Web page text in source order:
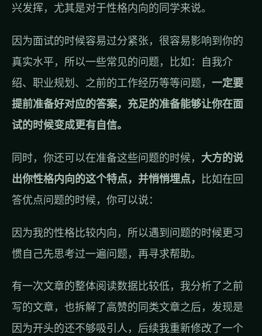
兴发挥，尤其是对于性格内向的同学来说。
因为面试的时候容易过分紧张，很容易影响到你的
真实水平，所以一些常见的问题，比如：自我介
绍、职业规划、之前的工作经历等等问题， 一定要
提前准备好对应的答案，充足的准备能够让你在面
试的时候变成更有自信。
同时，你还可以在准备这些问题的时候， 大方的说
出你性格内向的这个特点，并悄悄埋点， 比如在回
答优点问题的时候，你可以说：
因为我的性格比较内向，所以遇到问题的时候更习
惯自己先思考过一遍问题，再寻求帮助。
有一次文章的整体阅读数据比较低，我分析了之前
写的文章，也拆解了高赞的同类文章之后，发现是
因为开头的还不够吸引人，后续我重新修改了一个